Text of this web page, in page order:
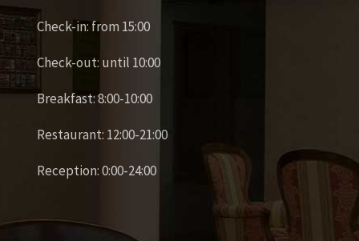
Check-in: from 15:00
Check-out: until 10:00
Breakfast: 8:00-10:00
Restaurant: 12:00-21:00
Reception: 0:00-24:00